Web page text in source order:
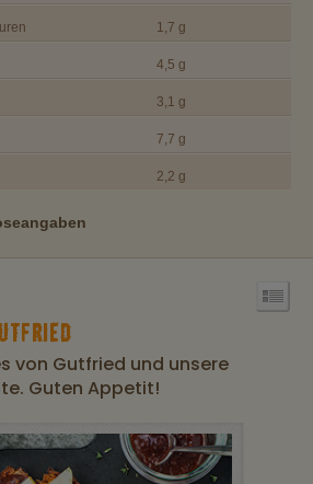
1,7 g
4,5 g
3,1 g
7,7 g
2,2 g
von Gutfried und unsere
Guten Appetit!